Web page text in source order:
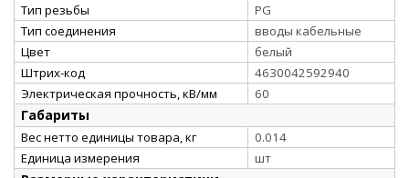
Тип резьбы
PG
Тип соединения
вводы кабельные
Цвет
белый
Штрих-код
4630042592940
Электрическая прочность, кВ/мм
60
Габариты
Вес нетто единицы товара, кг
0.014
Единица измерения
шт